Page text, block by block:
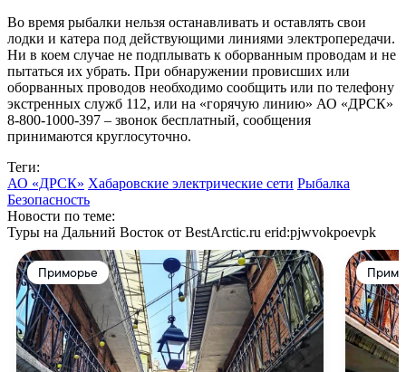
Во время рыбалки нельзя останавливать и оставлять свои
лодки и катера под действующими линиями электропередачи.
Ни в коем случае не подплывать к оборванным проводам и не
пытаться их убрать. При обнаружении провисших или
оборванных проводов необходимо сообщить или по телефону
экстренных служб 112, или на «горячую линию» АО «ДРСК»
8-800-1000-397 – звонок бесплатный, сообщения
принимаются круглосуточно.
Теги:
АО «ДРСК» Хабаровские электрические сети Рыбалка
Безопасность
Новости по теме:
Туры на Дальний Восток от BestArctic.ru erid:pjwvokpoevpk